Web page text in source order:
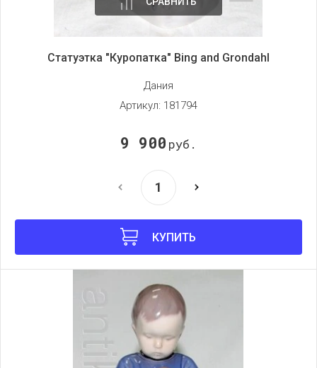
Статуэтка "Куропатка" Bing and Grondahl
Дания
Артикул: 181794
9 900 руб.
КУПИТЬ